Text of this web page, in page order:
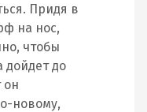
Придя в
на нос,
чтобы
дойдет до
он
новому,